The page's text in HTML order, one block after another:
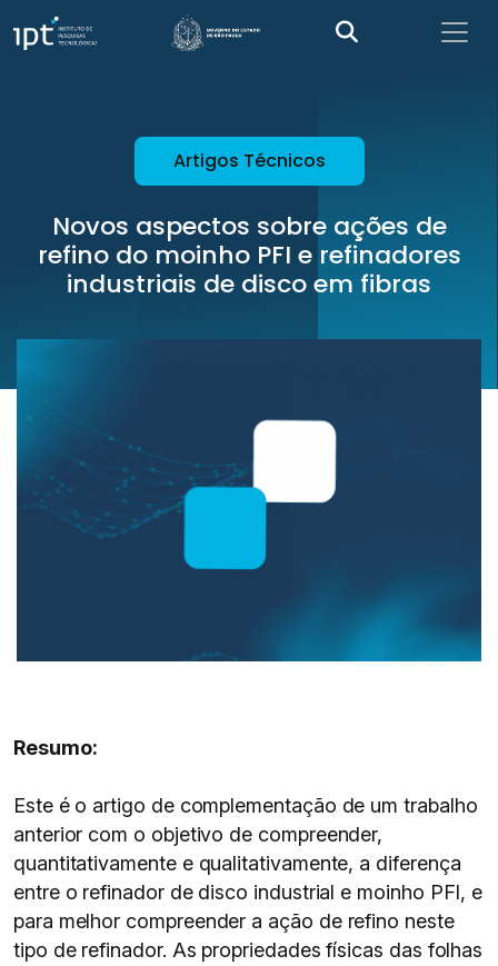
Artigos Técnicos
Novos aspectos sobre ações de
refino do moinho PFI e refinadores
industriais de disco em fibras
Resumo:
Este é o artigo de complementação de um trabalho
anterior com o objetivo de compreender,
quantitativamente e qualitativamente, a diferença
entre o refinador de disco industrial e moinho PFI, e
para melhor compreender a ação de refino neste
tipo de refinador. As propriedades físicas das folhas